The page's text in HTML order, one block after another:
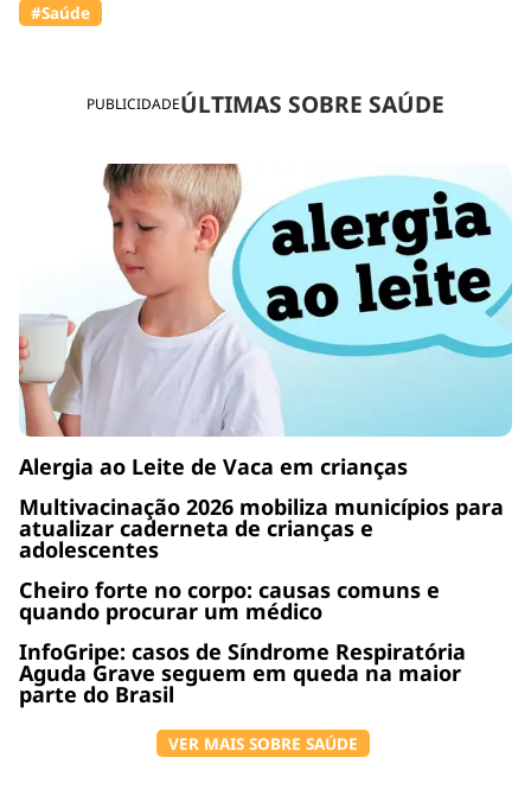
PUBLICIDADEÚLTIMAS SOBRE SAÚDE
Alergia ao Leite de Vaca em crianças
Multivacinação 2026 mobiliza municípios para
atualizar caderneta de crianças e
adolescentes
Cheiro forte no corpo: causas comuns e
quando procurar um médico
InfoGripe: casos de Síndrome Respiratória
Aguda Grave seguem em queda na maior
parte do Brasil
VER MAIS SOBRE SAÚDE
#Saúde